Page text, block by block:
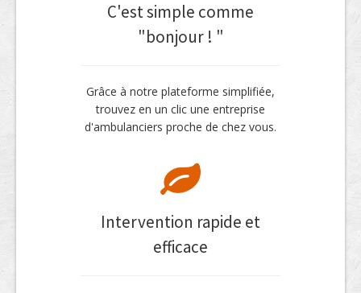
C'est simple comme
"bonjour ! "
Grâce à notre plateforme simplifiée,
trouvez en un clic une entreprise
d'ambulanciers proche de chez vous.
Intervention rapide et
efficace